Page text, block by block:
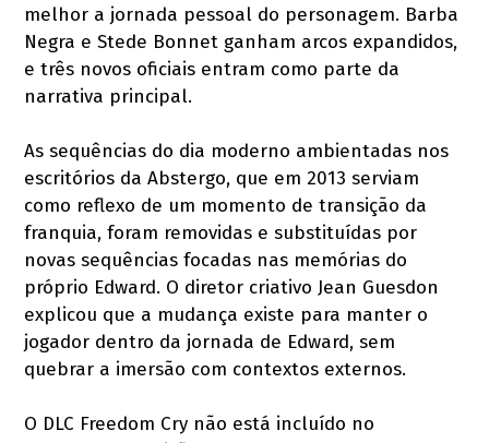
melhor a jornada pessoal do personagem. Barba
Negra e Stede Bonnet ganham arcos expandidos,
e três novos oficiais entram como parte da
narrativa principal.
As sequências do dia moderno ambientadas nos
escritórios da Abstergo, que em 2013 serviam
como reflexo de um momento de transição da
franquia, foram removidas e substituídas por
novas sequências focadas nas memórias do
próprio Edward. O diretor criativo Jean Guesdon
explicou que a mudança existe para manter o
jogador dentro da jornada de Edward, sem
quebrar a imersão com contextos externos.
O DLC Freedom Cry não está incluído no